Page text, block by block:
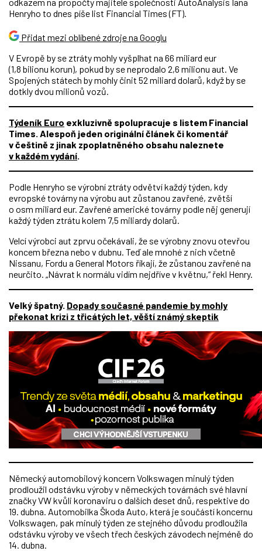
Henryho to dnes píše list Financial Times (FT).
Přidat mezi oblíbené zdroje na Googlu
V Evropě by se ztráty mohly vyšplhat na 66 miliard eur
(1,8 bilionu korun), pokud by se neprodalo 2,6 milionu aut. Ve
Spojených státech by mohly činit 52 miliard dolarů, když by se
dotkly dvou milionů vozů.
Týdeník Euro exkluzivně spolupracuje s listem Financial
Times. Alespoň jeden originální článek či komentář
v češtině z jinak zpoplatněného obsahu naleznete
v každém vydání.
Podle Henryho se výrobní ztráty odvětví každý týden, kdy
evropské továrny na výrobu aut zůstanou zavřené, zvětší
o osm miliard eur. Zavřené americké továrny podle něj generují
každý týden ztrátu kolem 7,5 miliardy dolarů.
Velcí výrobci aut zprvu očekávali, že se výrobny znovu otevřou
koncem března nebo v dubnu. Teď ale mnohé z nich včetně
Nissanu, Fordu a General Motors říkají, že zůstanou zavřené na
neurčito. „Návrat k normálu vidím nejdříve v květnu,“ řekl Henry.
Velký špatný. Dopady současné pandemie by mohly
překonat krizi z třicátých let, věští známý skeptik
Německý automobilový koncern Volkswagen minulý týden
prodloužil odstávku výroby v německých továrnách své hlavní
značky VW kvůli koronaviru o dalších deset dnů, respektive do
19. dubna. Automobilka Škoda Auto, která je součástí koncernu
Volkswagen, pak minulý týden ze stejného důvodu prodloužila
odstávku výroby ve všech třech českých závodech nejméně do
14. dubna.